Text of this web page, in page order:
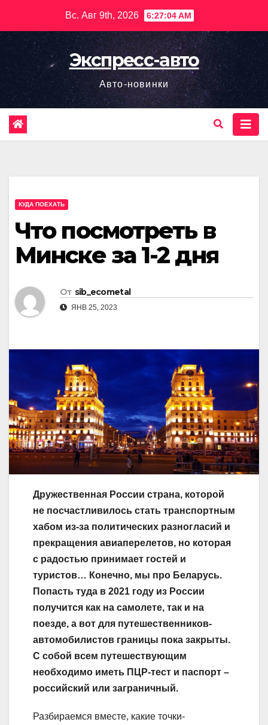
содержимому
Вс. Авг 9th, 2026 6:27:06 AM
Экспресс-авто
Авто-новинки
КУДА ПОЕХАТЬ
Что посмотреть в
Минске за 1-2 дня
От sib_ecometal
ЯНВ 25, 2023
Дружественная России страна, которой
не посчастливилось стать транспортным
хабом из-за политических разногласий и
прекращения авиаперелетов, но которая
с радостью принимает гостей и
туристов… Конечно, мы про Беларусь.
Попасть туда в 2021 году из России
получится как на самолете, так и на
поезде, а вот для путешественников-
автомобилистов границы пока закрыты.
С собой всем путешествующим
необходимо иметь ПЦР-тест и паспорт –
российский или заграничный.
Разбираемся вместе, какие точки-